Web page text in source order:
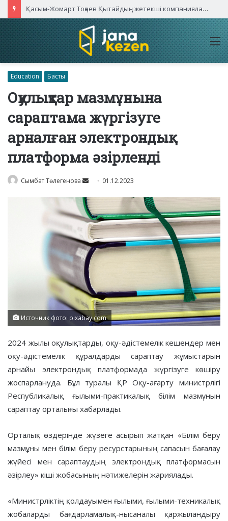
Қасым-Жомарт Тоқаев Қытайдың жетекші компаниялары басшыларымен кездесті
Education Басты
Оқулықтар мазмұнына
сараптама жүргізуге
арналған электрондық
платформа әзірленді
Сымбат Төлегенова
Send
email
01.12.2023
Источник фото: pixabay.com
2024 жылы оқулықтарды, оқу-әдістемелік кешендер мен
оқу-әдістемелік құралдарды сараптау жұмыстарын
арнайы электрондық платформада жүргізуге көшіру
жоспарлануда. Бұл туралы ҚР Оқу-ағарту министрлігі
Республикалық ғылыми-практикалық білім мазмұнын
сараптау орталығы хабарлады.
Орталық өздерінде жүзеге асырып жатқан «Білім беру
мазмұны мен білім беру ресурстарының сапасын бағалау
жүйесі мен сараптаудың электрондық платформасын
әзірлеу» кіші жобасының нәтижелерін жариялады.
«Министрліктің қолдауымен ғылыми, ғылыми-техникалық
жобаларды бағдарламалық-нысаналы қаржыландыру